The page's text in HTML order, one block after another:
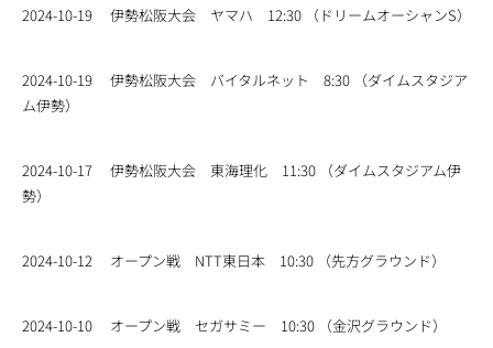
2024-10-19 伊勢松阪大会 ヤマハ 12:30 （ドリームオーシャンS）
2024-10-19
伊勢松阪大会 バイタルネット 8:30 （ダイムスタジア
ム伊勢）
2024-10-17
伊勢松阪大会 東海理化 11:30 （ダイムスタジアム伊
勢）
2024-10-12 オープン戦 NTT東日本 10:30 （先方グラウンド）
2024-10-10 オープン戦 セガサミー 10:30 （金沢グラウンド）